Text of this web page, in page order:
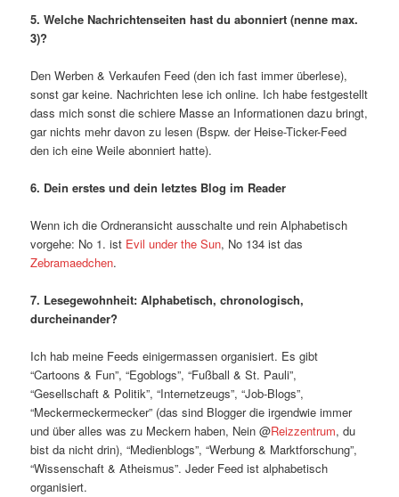
5. Welche Nachrichtenseiten hast du abonniert (nenne max.
3)?
Den Werben & Verkaufen Feed (den ich fast immer überlese),
sonst gar keine. Nachrichten lese ich online. Ich habe festgestellt
dass mich sonst die schiere Masse an Informationen dazu bringt,
gar nichts mehr davon zu lesen (Bspw. der Heise-Ticker-Feed
den ich eine Weile abonniert hatte).
6. Dein erstes und dein letztes Blog im Reader
Wenn ich die Ordneransicht ausschalte und rein Alphabetisch
vorgehe: No 1. ist Evil under the Sun, No 134 ist das
Zebramaedchen.
7. Lesegewohnheit: Alphabetisch, chronologisch,
durcheinander?
Ich hab meine Feeds einigermassen organisiert. Es gibt
“Cartoons & Fun”, “Egoblogs”, “Fußball & St. Pauli”,
“Gesellschaft & Politik”, “Internetzeugs”, “Job-Blogs”,
“Meckermeckermecker” (das sind Blogger die irgendwie immer
und über alles was zu Meckern haben, Nein @Reizzentrum, du
bist da nicht drin), “Medienblogs”, “Werbung & Marktforschung”,
“Wissenschaft & Atheismus”. Jeder Feed ist alphabetisch
organisiert.